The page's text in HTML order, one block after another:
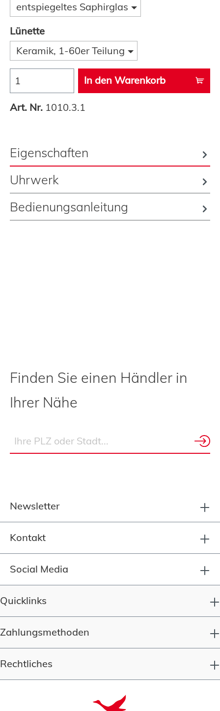
entspiegeltes Saphirglas
Lünette
Keramik, 1-60er Teilung
In den Warenkorb
Art. Nr. 1010.3.1
Eigenschaften
Uhrwerk
Bedienungsanleitung
Finden Sie einen Händler in
Ihrer Nähe
Newsletter
Kontakt
Social Media
Quicklinks
Zahlungsmethoden
Rechtliches